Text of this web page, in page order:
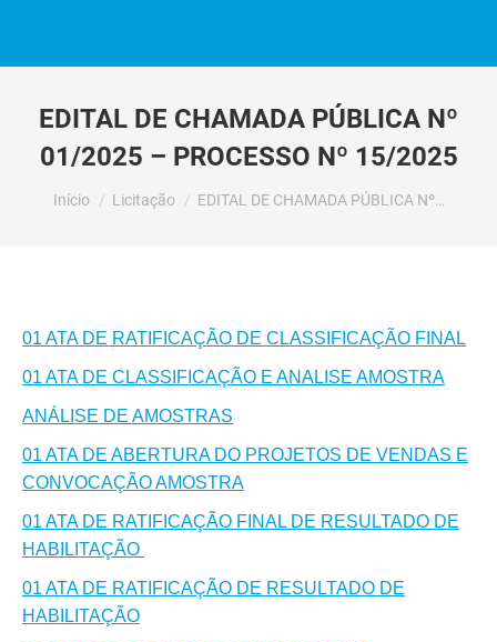
EDITAL DE CHAMADA PÚBLICA Nº
01/2025 – PROCESSO Nº 15/2025
Você está aqui:
Início Licitação EDITAL DE CHAMADA PÚBLICA Nº…
01 ATA DE RATIFICAÇÃO DE CLASSIFICAÇÃO FINAL
01 ATA DE CLASSIFICAÇÃO E ANALISE AMOSTRA
ANÁLISE DE AMOSTRAS
01 ATA DE ABERTURA DO PROJETOS DE VENDAS E
CONVOCAÇÃO AMOSTRA
01 ATA DE RATIFICAÇÃO FINAL DE RESULTADO DE
HABILITAÇÃO
01 ATA DE RATIFICAÇÃO DE RESULTADO DE
HABILITAÇÃO